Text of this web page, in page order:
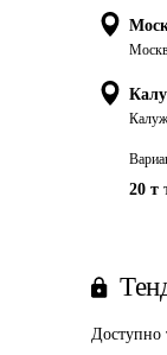
20 т
Доступно